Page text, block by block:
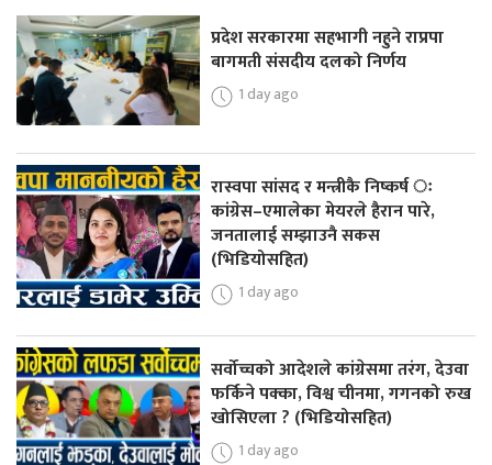
प्रदेश सरकारमा सहभागी नहुने राप्रपा
बागमती संसदीय दलको निर्णय
1 day ago
रास्वपा सांसद र मन्त्रीकै निष्कर्ष ः
कांग्रेस–एमालेका मेयरले हैरान पारे,
जनतालाई सम्झाउनै सकस
(भिडियोसहित)
1 day ago
सर्वोच्चको आदेशले कांग्रेसमा तरंग, देउवा
फर्किने पक्का, विश्व चीनमा, गगनको रुख
खोसिएला ? (भिडियोसहित)
1 day ago